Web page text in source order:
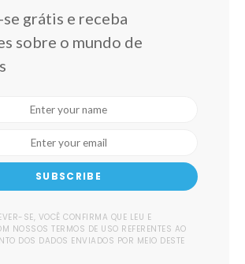
grátis e receba
sobre o mundo de
SUBSCRIBE
SE, VOCÊ CONFIRMA QUE LEU E
NOSSOS TERMOS DE USO REFERENTES AO
DOS DADOS ENVIADOS POR MEIO DESTE